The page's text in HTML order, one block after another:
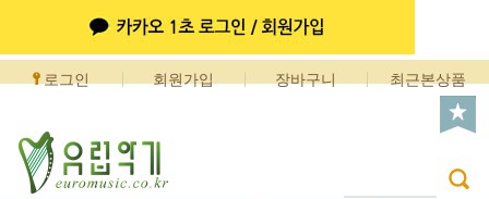
로그인 회원가입 장바구니 최근본상품